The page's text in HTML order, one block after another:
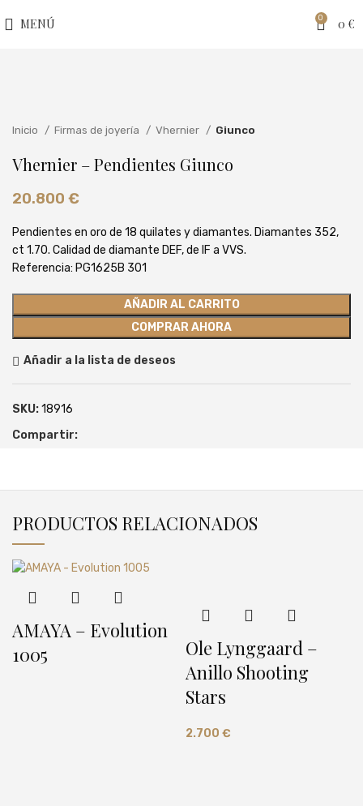
MENÚ 0 0 €
Inicio Firmas de joyería Vhernier Giunco
Vhernier – Pendientes Giunco
20.800 €
Pendientes en oro de 18 quilates y diamantes. Diamantes 352,
ct 1.70. Calidad de diamante DEF, de IF a VVS.
Referencia: PG1625B 301
AÑADIR AL CARRITO
COMPRAR AHORA
Añadir a la lista de deseos
SKU:18916
Compartir:
PRODUCTOS RELACIONADOS
AMAYA – Evolution
1005
Ole Lynggaard –
Anillo Shooting
Stars
2.700 €